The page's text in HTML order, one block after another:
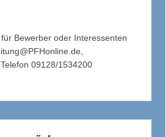
Bewerber oder Interessenten
09128/1534200